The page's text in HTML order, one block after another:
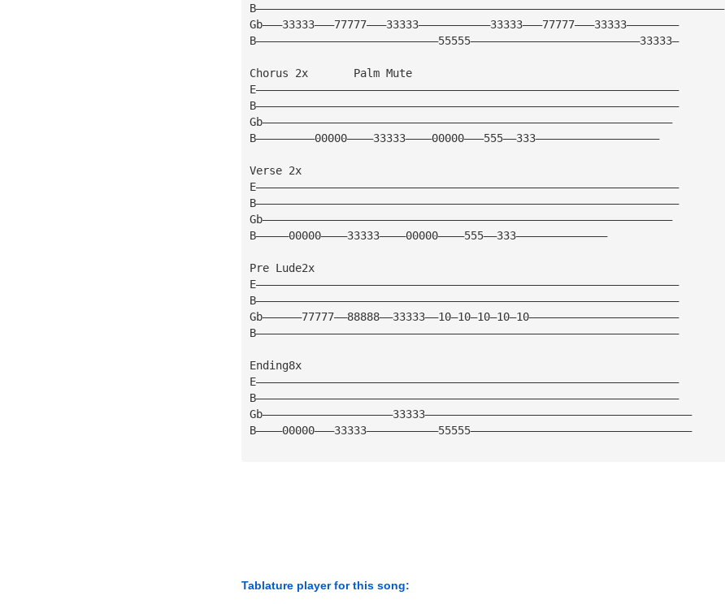
B————————————————————————————————————————————————————————————————————————
Gb———33333———77777———33333———————————33333———77777———33333————————
B————————————————————————————55555——————————————————————————33333—
Chorus 2x       Palm Mute
E—————————————————————————————————————————————————————————————————
B—————————————————————————————————————————————————————————————————
Gb———————————————————————————————————————————————————————————————
B—————————00000————33333————00000———555——333———————————————————
Verse 2x
E—————————————————————————————————————————————————————————————————
B—————————————————————————————————————————————————————————————————
Gb———————————————————————————————————————————————————————————————
B—————00000————33333————00000————555——333——————————————
Pre Lude2x
E—————————————————————————————————————————————————————————————————
B—————————————————————————————————————————————————————————————————
Gb——————77777——88888——33333——10—10—10—10—10———————————————————————
B—————————————————————————————————————————————————————————————————
Ending8x
E—————————————————————————————————————————————————————————————————
B—————————————————————————————————————————————————————————————————
Gb————————————————————33333—————————————————————————————————————————
B————00000———33333———————————55555——————————————————————————————————
Tablature player for this song: